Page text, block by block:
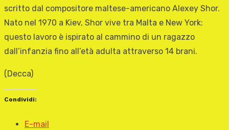
scritto dal compositore maltese-americano Alexey Shor.
Nato nel 1970 a Kiev, Shor vive tra Malta e New York:
questo lavoro è ispirato al cammino di un ragazzo
dall’infanzia fino all’età adulta attraverso 14 brani.
(Decca)
Condividi:
E-mail